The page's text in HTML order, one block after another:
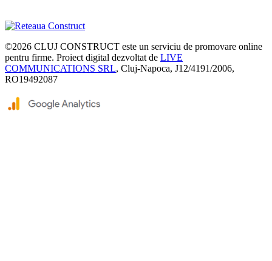
©2026 CLUJ CONSTRUCT este un serviciu de promovare online
pentru firme. Proiect digital dezvoltat de LIVE
COMMUNICATIONS SRL, Cluj-Napoca, J12/4191/2006,
RO19492087